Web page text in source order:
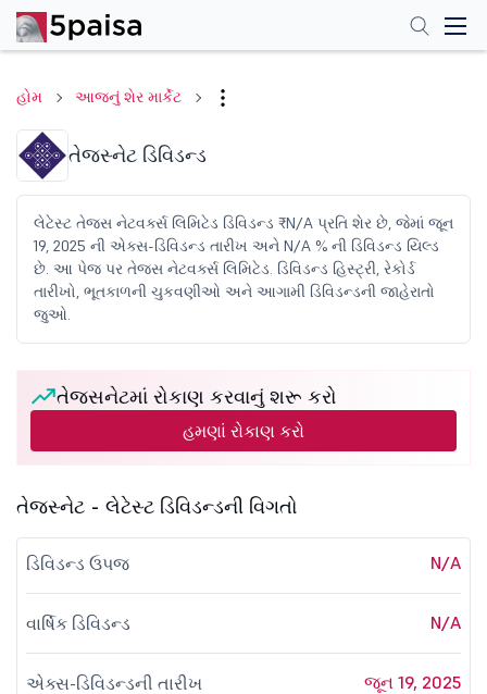
હોમ આજનું શેર માર્કેટ
તેજસ્નેટ ડિવિડન્ડ
લેટેસ્ટ તેજસ નેટવર્ક્સ લિમિટેડ ડિવિડન્ડ ₹N/A પ્રતિ શેર છે, જેમાં જૂન
19, 2025 ની એક્સ-ડિવિડન્ડ તારીખ અને N/A % ની ડિવિડન્ડ યિલ્ડ
છે. આ પેજ પર તેજસ નેટવર્ક્સ લિમિટેડ. ડિવિડન્ડ હિસ્ટ્રી, રેકોર્ડ
તારીખો, ભૂતકાળની ચુકવણીઓ અને આગામી ડિવિડન્ડની જાહેરાતો
જુઓ.
તેજસનેટમાં રોકાણ કરવાનું શરૂ કરો
હમણાં રોકાણ કરો
તેજસ્નેટ - લેટેસ્ટ ડિવિડન્ડની વિગતો
ડિવિડન્ડ ઉપજ N/A
વાર્ષિક ડિવિડન્ડ N/A
એક્સ-ડિવિડન્ડની તારીખ જૂન 19, 2025